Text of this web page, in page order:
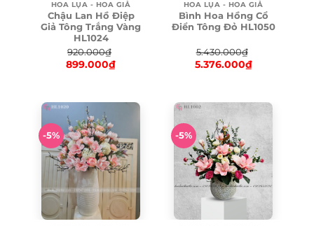
HOA LỤA - HOA GIẢ
Chậu Lan Hồ Điệp
Giả Tông Trắng Vàng
HL1024
920.000₫
Original
920.000₫.
899.000₫
is:
899.000₫.
HOA LỤA - HOA GIẢ
Bình Hoa Hồng Cổ
Điển Tông Đỏ HL1050
5.430.000₫
Original
5.430.000₫.
5.376.000₫
is:
5.376.000₫.
-5% -5%